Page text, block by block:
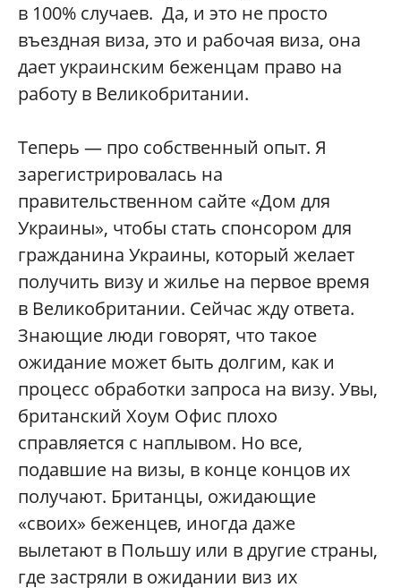
в 100% случаев. Да, и это не просто
въездная виза, это и рабочая виза, она
дает украинским беженцам право на
работу в Великобритании.
Теперь — про собственный опыт. Я
зарегистрировалась на
правительственном сайте «Дом для
Украины», чтобы стать спонсором для
гражданина Украины, который желает
получить визу и жилье на первое время
в Великобритании. Сейчас жду ответа.
Знающие люди говорят, что такое
ожидание может быть долгим, как и
процесс обработки запроса на визу. Увы,
британский Хоум Офис плохо
справляется с наплывом. Но все,
подавшие на визы, в конце концов их
получают. Британцы, ожидающие
«своих» беженцев, иногда даже
вылетают в Польшу или в другие страны,
где застряли в ожидании виз их